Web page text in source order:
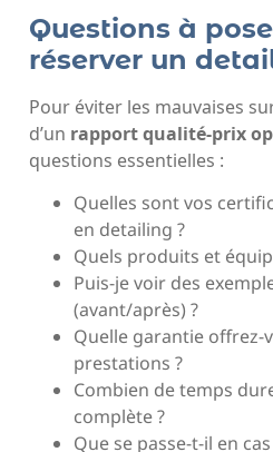
Questions à
réserver un
Pour éviter les mauvaises
d’un rapport qualité-prix
questions essentielles :
Quelles sont vos
en detailing ?
Quels produits et
Puis-je voir des
(avant/après) ?
Quelle garantie offrez-
prestations ?
Combien de temps
complète ?
Que se passe-t-il en